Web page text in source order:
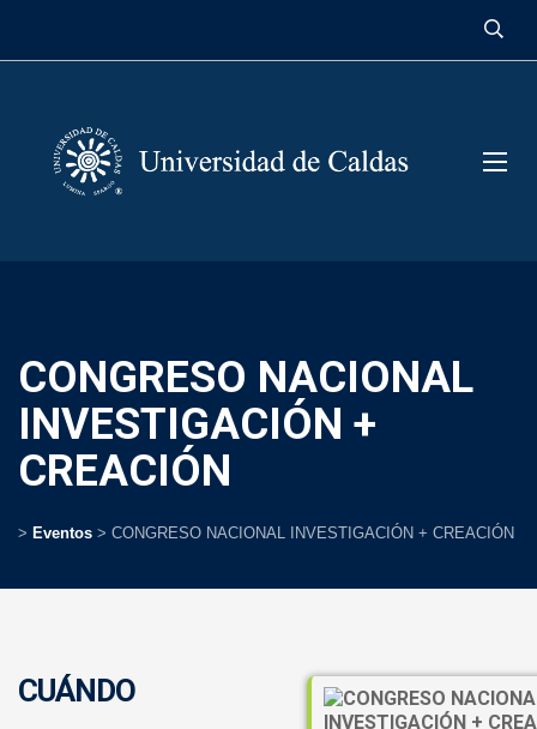
> Eventos > CONGRESO NACIONAL INVESTIGACIÓN + CREACIÓN
CONGRESO NACIONAL
INVESTIGACIÓN +
CREACIÓN
CUÁNDO